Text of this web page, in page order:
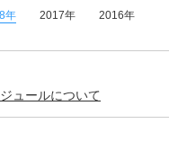
年 2017年 2016年
ュールについて